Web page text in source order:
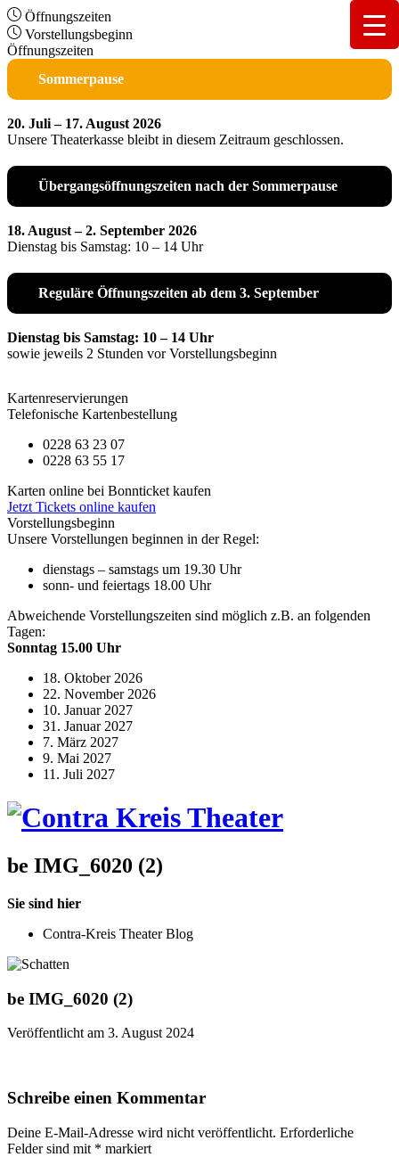
Öffnungszeiten
Vorstellungsbeginn
Öffnungszeiten
Sommerpause
20. Juli – 17. August 2026
Unsere Theaterkasse bleibt in diesem Zeitraum geschlossen.
Übergangsöffnungszeiten nach der Sommerpause
18. August – 2. September 2026
Dienstag bis Samstag: 10 – 14 Uhr
Reguläre Öffnungszeiten ab dem 3. September
Dienstag bis Samstag: 10 – 14 Uhr
sowie jeweils 2 Stunden vor Vorstellungsbeginn
Kartenreservierungen
Telefonische Kartenbestellung
0228 63 23 07
0228 63 55 17
Karten online bei Bonnticket kaufen
Jetzt Tickets online kaufen
Vorstellungsbeginn
Unsere Vorstellungen beginnen in der Regel:
dienstags – samstags um 19.30 Uhr
sonn- und feiertags 18.00 Uhr
Abweichende Vorstellungszeiten sind möglich z.B. an folgenden
Tagen:
Sonntag 15.00 Uhr
18. Oktober 2026
22. November 2026
10. Januar 2027
31. Januar 2027
7. März 2027
9. Mai 2027
11. Juli 2027
be IMG_6020 (2)
Sie sind hier
Contra-Kreis Theater Blog
be IMG_6020 (2)
Veröffentlicht am 3. August 2024
Schreibe einen Kommentar
Deine E-Mail-Adresse wird nicht veröffentlicht. Erforderliche
Felder sind mit * markiert